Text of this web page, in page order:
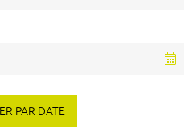
PAR DATE